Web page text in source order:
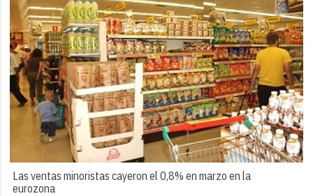
Las ventas minoristas cayeron el 0,8% en marzo en la
eurozona